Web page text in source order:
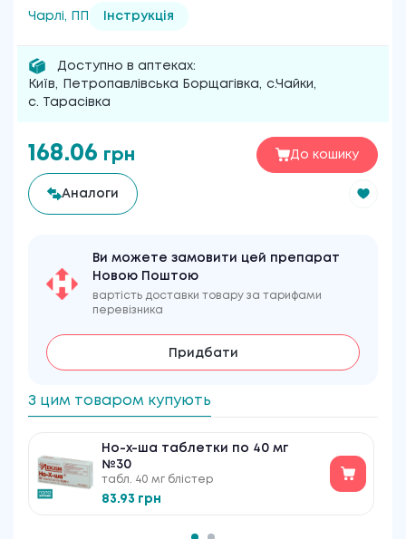
Чарлі, ПП Інструкція
Доступно в аптеках:
Київ, Петропавлівська Борщагівка, с.Чайки,
с. Тарасівка
168.06 грн До кошику
Аналоги
Ви можете замовити цей препарат
Новою Поштою
вартість доставки товару за тарифами
перевізника
Придбати
З цим товаром купують
Но-х-ша таблетки по 40 мг
№30
табл. 40 мг блістер
83.93 грн